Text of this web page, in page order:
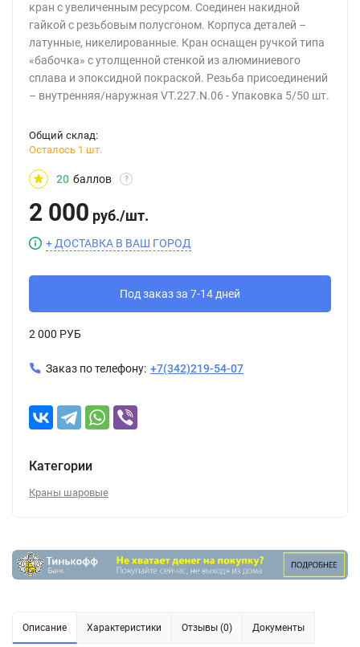
кран с увеличенным ресурсом. Соединен накидной
гайкой с резьбовым полусгоном. Корпуса деталей –
латунные, никелированные. Кран оснащен ручкой типа
«бабочка» с утолщенной стенкой из алюминиевого
сплава и эпоксидной покраской. Резьба присоединений
– внутренняя/наружная VT.227.N.06 - Упаковка 5/50 шт.
Общий склад:
Осталось 1 шт.
20 баллов ?
2 000 руб./шт.
+ ДОСТАВКА В ВАШ ГОРОД
Под заказ за 7-14 дней
2 000 РУБ
Заказ по телефону: +7(342)219-54-07
Категории
Краны шаровые
Описание Характеристики Отзывы (0) Документы